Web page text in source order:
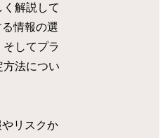
解説して
情報の選
してプラ
方法につい
リスクか